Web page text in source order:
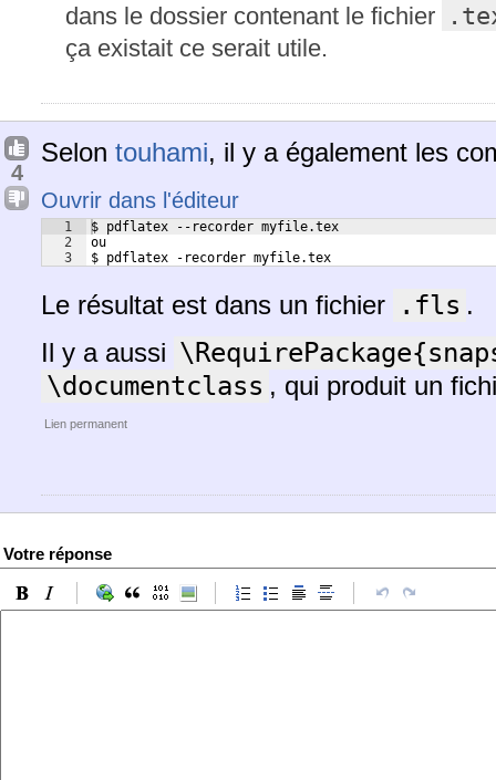
dans le dossier contenant le fichier
ça existait ce serait utile.
4
Selon touhami, il y a également les
Ouvrir dans l'éditeur
1
2
3
$ pdflatex --recorder myfile.tex
ou
$ pdflatex -recorder myfile.tex
Le résultat est dans un fichier .fls .
Il y a aussi
\documentclass , qui produit un
Lien permanent
Votre réponse